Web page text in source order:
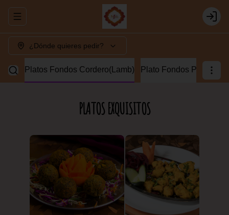
Abrir menu de navegación Login
¿Dónde quieres pedir?
Platos Fondos Cordero(Lamb) Plato Fondos
PLATOS EXQUISITOS